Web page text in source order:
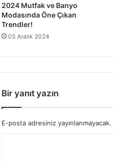
2024 Mutfak ve Banyo
Modasında Öne Çıkan
Trendler!
05 Aralık 2024
Bir yanıt yazın
E-posta adresiniz yayınlanmayacak.